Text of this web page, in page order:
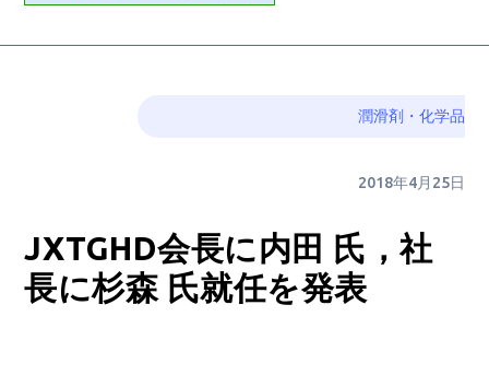
潤滑剤・化学品
2018年4月25日
JXTGHD会長に内田 氏，社
長に杉森 氏就任を発表